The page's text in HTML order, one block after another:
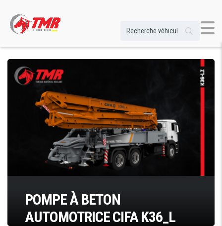
POMPE À BETON
AUTOMOTRICE CIFA K36_L